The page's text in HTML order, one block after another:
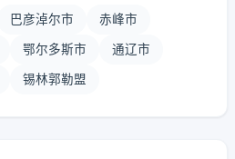
巴彦淖尔市 赤峰市
鄂尔多斯市 通辽市
锡林郭勒盟